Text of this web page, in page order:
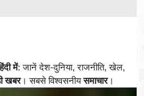
में: जानें देश-दुनिया, राजनीति, खेल,
खबर। सबसे विश्वसनीयसमाचार।